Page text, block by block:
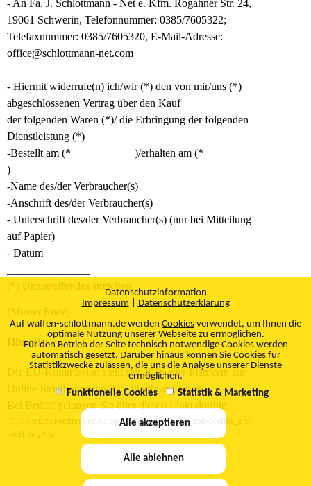
- An Fa. J. Schlottmann - Net e. Kfm. Rogahner Str. 24,
19061 Schwerin, Telefonnummer: 0385/7605322;
Telefaxnummer: 0385/7605320, E-Mail-Adresse:
office@schlottmann-net.com
- Hiermit widerrufe(n) ich/wir (*) den von mir/uns (*)
abgeschlossenen Vertrag über den Kauf
der folgenden Waren (*)/ die Erbringung der folgenden
Dienstleistung (*)
-Bestellt am (* )/erhalten am (*
)
-Name des/der Verbraucher(s)
-Anschrift des/der Verbraucher(s)
- Unterschrift des/der Verbraucher(s) (nur bei Mitteilung
auf Papier)
- Datum
(*) Unzutreffendes streichen.
(Muster Ende)
Hinweis:
Die EU-Kommission stellt seit 2016 eine Plattform zur
Online-Streitbeilegung (OS-Plattform) bereit.
Bei Bedarf gelangen Sie über diesen Linkt dorthin
../../consumer-redress.ec.europa.eu/dispute-resolution-bodies_en?
prefLang=de
Datenschutzinformation
Impressum
Datenschutzerklärung
Auf waffen-schlottmann.de werden Cookies verwendet, um Ihnen die
optimale Nutzung unserer Webseite zu ermöglichen.
Für den Betrieb der Seite technisch notwendige Cookies werden
automatisch gesetzt. Darüber hinaus können Sie Cookies für
Statistikzwecke zulassen, die uns die Analyse unserer Dienste
ermöglichen.
Funktionelle Cookies
Statistik & Marketing
Alle akzeptieren
Alle ablehnen